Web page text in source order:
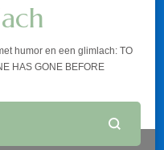
humor en een glimlach: TO
HAS GONE BEFORE